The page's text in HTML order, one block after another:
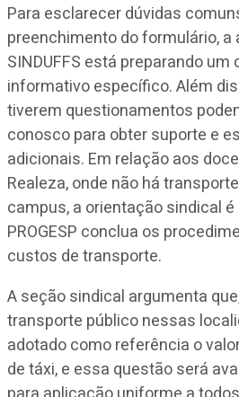
Para esclarecer dúvidas
preenchimento do formulário,
SINDUFFS está preparando
informativo específico. Além
tiverem questionamentos
conosco para obter suporte e
adicionais. Em relação aos
Realeza, onde não há
campus, a orientação sindical
PROGESP conclua os
custos de transporte.
A seção sindical argumenta
transporte público nessas
adotado como referência o
de táxi, e essa questão será